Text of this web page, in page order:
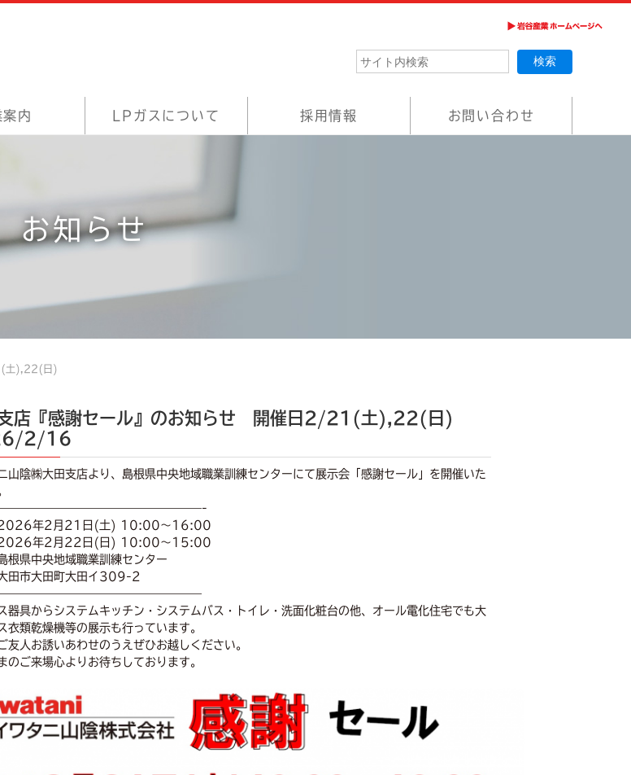
内 LPガスについて 採用情報 お問い合わせ
お知らせ
土),22(日)
店『感謝セール』のお知らせ 開催日2/21(土),22(日)
2/16
山陰㈱大田支店より、島根県中央地域職業訓練センターにて展示会「感謝セール」を開催いた
2026年2月21日(土) 10:00～16:00
年2月22日(日) 10:00～15:00
根県中央地域職業訓練センター
田市大田町大田イ309-2
器具からシステムキッチン・システムバス・トイレ・洗面化粧台の他、オール電化住宅でも大
衣類乾燥機等の展示も行っています。
友人お誘いあわせのうえぜひお越しください。
のご来場心よりお待ちしております。